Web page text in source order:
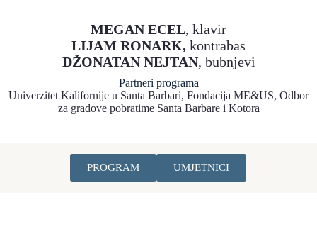
MEGAN ECEL, klavir
LIJAM RONARK, kontrabas
DŽONATAN NEJTAN, bubnjevi
Partneri programa
Univerzitet Kalifornije u Santa Barbari, Fondacija ME&US, Odbor
za gradove pobratime Santa Barbare i Kotora
PROGRAM UMJETNICI